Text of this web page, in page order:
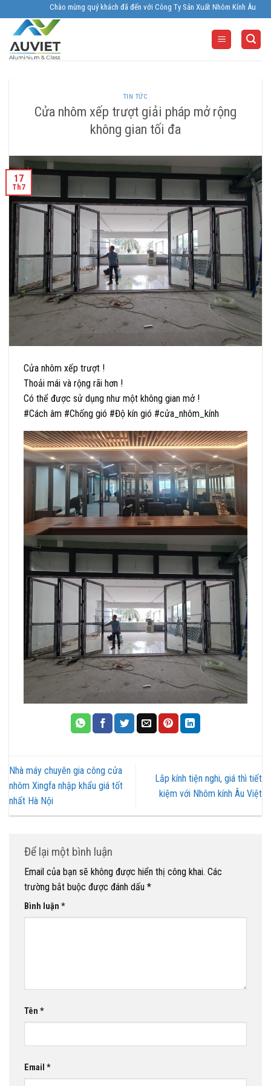
to
content
Chào mừng quý khách đã đến với Công Ty Sản Xuất Nhôm Kính Âu Viêt.
TIN TỨC
Cửa nhôm xếp trượt giải pháp mở rộng
không gian tối đa
17
Th7
Cửa nhôm xếp trượt !
Thoải mái và rộng rãi hơn !
Có thể được sử dụng như một không gian mở !
#Cách âm #Chống gió #Độ kín gió #cửa_nhôm_kính
Nhà máy chuyên gia công cửa
nhôm Xingfa nhập khẩu giá tốt
nhất Hà Nội
Lắp kính tiện nghi, giá thì tiết
kiệm với Nhôm kính Âu Việt
Để lại một bình luận
Email của bạn sẽ không được hiển thị công khai. Các
trường bắt buộc được đánh dấu *
Bình luận *
Tên *
Email *